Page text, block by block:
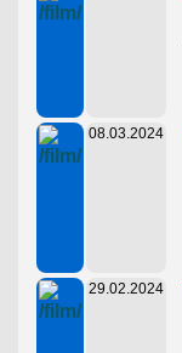
08.03.2024
29.02.2024